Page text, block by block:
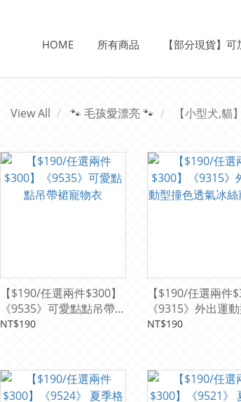
HOME 所有商品 【部分現貨】
View All 🐾 毛孩愛漂亮 🐾 【小型犬,貓
【$190/任選兩件$300】
《9535》可愛點點吊帶裙
寵物衣
NT$190
【$190/任選兩件
《9315》外出運
透氣冰絲寵物衣
NT$190